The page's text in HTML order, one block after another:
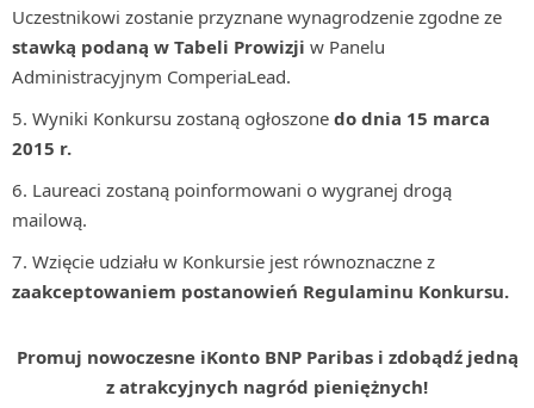
Uczestnikowi zostanie przyznane wynagrodzenie zgodne ze
stawką podaną w Tabeli Prowizji w Panelu
Administracyjnym ComperiaLead.
Wyniki Konkursu zostaną ogłoszone do dnia 15 marca
2015 r.
Laureaci zostaną poinformowani o wygranej drogą
mailową.
Wzięcie udziału w Konkursie jest równoznaczne z
zaakceptowaniem postanowień Regulaminu Konkursu.
Promuj nowoczesne iKonto BNP Paribas i zdobądź jedną
z atrakcyjnych nagród pieniężnych!